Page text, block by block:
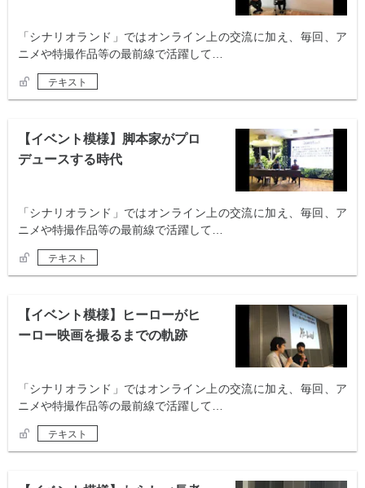
「シナリオランド」ではオンライン上の交流に加え、毎回、ア
ニメや特撮作品等の最前線で活躍して…
テキスト
【イベント模様】脚本家がプロ
デュースする時代
「シナリオランド」ではオンライン上の交流に加え、毎回、ア
ニメや特撮作品等の最前線で活躍して…
テキスト
【イベント模様】ヒーローがヒ
ーロー映画を撮るまでの軌跡
「シナリオランド」ではオンライン上の交流に加え、毎回、ア
ニメや特撮作品等の最前線で活躍して…
テキスト